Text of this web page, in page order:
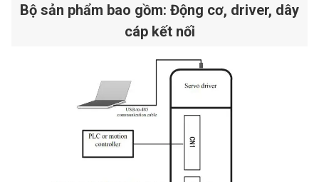
Bộ sản phẩm bao gồm: Động cơ, driver, dây
cáp kết nối